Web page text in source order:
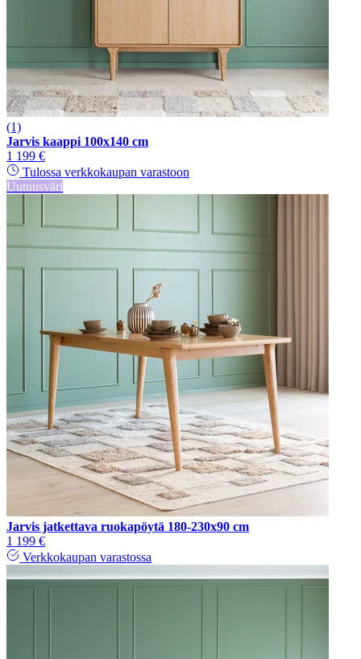
(1)
Jarvis kaappi 100x140 cm
1 199 €
Tulossa verkkokaupan varastoon
Uutuusväri
Jarvis jatkettava ruokapöytä 180-230x90 cm
1 199 €
Verkkokaupan varastossa